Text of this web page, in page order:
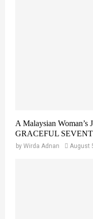
A Malaysian Woman’s
GRACEFUL
by Wirda Adnan August